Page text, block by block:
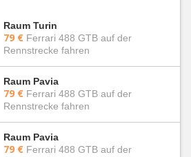
Raum Turin
79 € Ferrari 488 GTB auf der
Rennstrecke fahren
Raum Pavia
79 € Ferrari 488 GTB auf der
Rennstrecke fahren
Raum Pavia
79 € Ferrari 488 GTB auf der